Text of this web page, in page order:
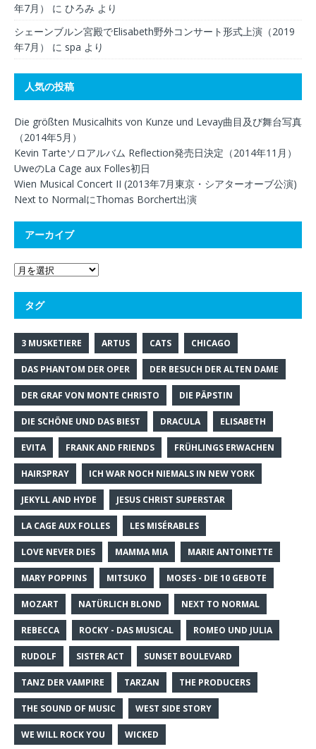
年7月）
に ひろみ より
シェーンブルン宮殿でElisabeth野外コンサート形式上演（2019
年7月）
に spa より
人気の投稿
Die größten Musicalhits von Kunze und Levay曲目及び舞台写真
（2014年5月）
Kevin Tarteソロアルバム Reflection発売日決定（2014年11月）
UweのLa Cage aux Folles初日
Wien Musical Concert II (2013年7月東京・シアターオーブ公演)
Next to NormalにThomas Borchert出演
アーカイブ
タグ
3 MUSKETIERE ARTUS CATS CHICAGO
DAS PHANTOM DER OPER DER BESUCH DER ALTEN DAME
DER GRAF VON MONTE CHRISTO DIE PÄPSTIN
DIE SCHÖNE UND DAS BIEST DRACULA ELISABETH
EVITA FRANK AND FRIENDS FRÜHLINGS ERWACHEN
HAIRSPRAY ICH WAR NOCH NIEMALS IN NEW YORK
JEKYLL AND HYDE JESUS CHRIST SUPERSTAR
LA CAGE AUX FOLLES LES MISÉRABLES
LOVE NEVER DIES MAMMA MIA MARIE ANTOINETTE
MARY POPPINS MITSUKO MOSES - DIE 10 GEBOTE
MOZART NATÜRLICH BLOND NEXT TO NORMAL
REBECCA ROCKY - DAS MUSICAL ROMEO UND JULIA
RUDOLF SISTER ACT SUNSET BOULEVARD
TANZ DER VAMPIRE TARZAN THE PRODUCERS
THE SOUND OF MUSIC WEST SIDE STORY
WE WILL ROCK YOU WICKED